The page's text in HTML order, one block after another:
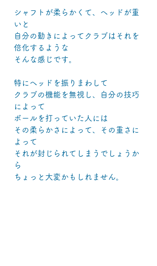
シャフトが柔らかくて、ヘッドが重
いと
自分の動きによってクラブはそれを
倍化するような
そんな感じです。
特にヘッドを振りまわして
クラブの機能を無視し、自分の技巧
によって
ボールを打っていた人には
その柔らかさによって、その重さに
よって
それが封じられてしまうでしょうか
ら
ちょっと大変かもしれません。